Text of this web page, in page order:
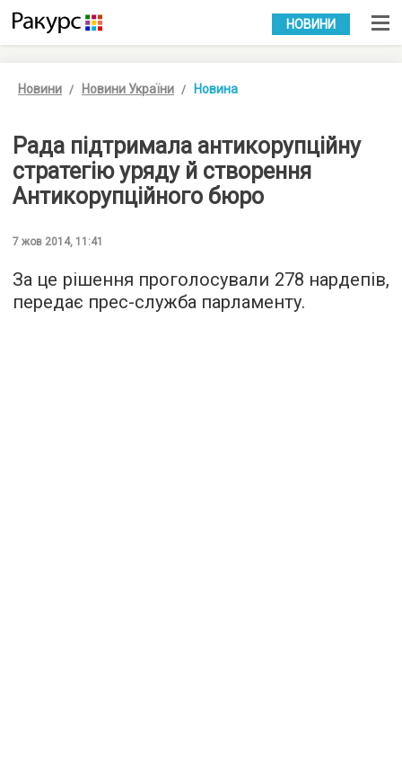
УКР РУС
НОВИНИ
Новини Новини України Новина
Рада підтримала антикорупційну
стратегію уряду й створення
Антикорупційного бюро
7 жов 2014, 11:41
За це рішення проголосували 278 нардепів,
передає прес-служба парламенту.